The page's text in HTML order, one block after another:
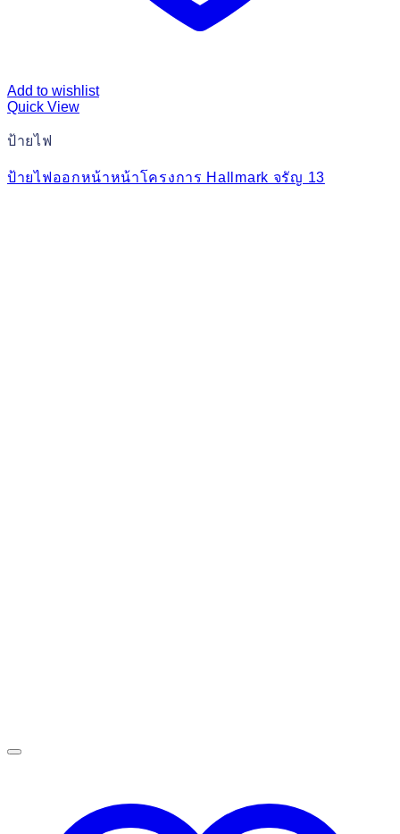
Add to wishlist
Quick View
ป้ายไฟ
ป้ายไฟออกหน้าหน้าโครงการ Hallmark จรัญ 13